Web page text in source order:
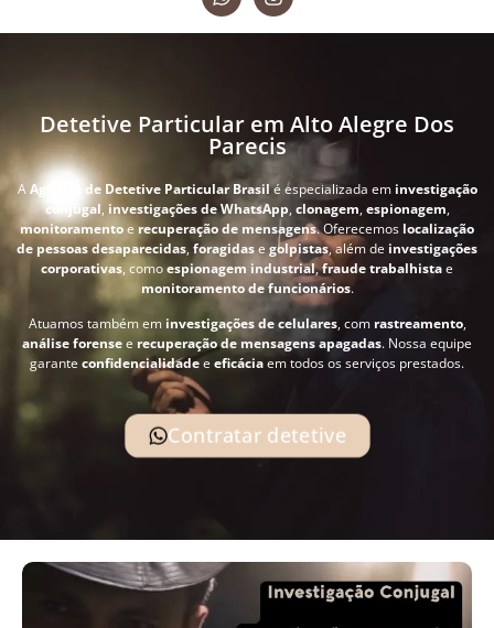
Detetive Particular em Alto Alegre Dos
Parecis
AAgência de Detetive Particular Brasilé especializada em investigação
conjugal, investigações de WhatsApp,clonagem,espionagem,
monitoramentoerecuperação de mensagens. Oferecemos localização
de pessoas desaparecidas,foragidase golpistas, além de investigações
corporativas, comoespionagem industrial,fraude trabalhistae
monitoramento de funcionários.
Atuamos também em investigações de celulares, com rastreamento,
análise forensee recuperação de mensagens apagadas. Nossa equipe
garanteconfidencialidadee eficáciaem todos os serviços prestados.
Contratar detetive